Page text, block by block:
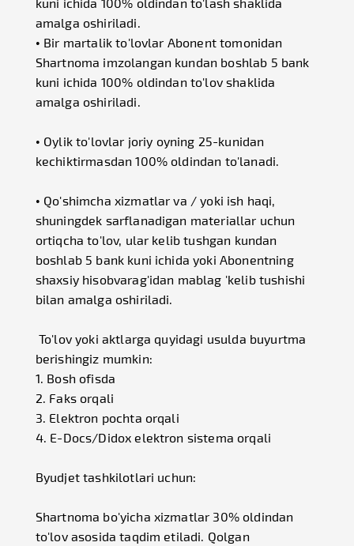
amalga oshiriladi.
• Bir martalik to'lovlar Abonent tomonidan
Shartnoma imzolangan kundan boshlab 5 bank
kuni ichida 100% oldindan to'lov shaklida
amalga oshiriladi.
• Oylik to'lovlar joriy oyning 25-kunidan
kechiktirmasdan 100% oldindan to'lanadi.
• Qo'shimcha xizmatlar va / yoki ish haqi,
shuningdek sarflanadigan materiallar uchun
ortiqcha to'lov, ular kelib tushgan kundan
boshlab 5 bank kuni ichida yoki Abonentning
shaxsiy hisobvarag'idan mablag 'kelib tushishi
bilan amalga oshiriladi.
To'lov yoki aktlarga quyidagi usulda buyurtma
berishingiz mumkin:
1. Bosh ofisda
2. Faks orqali
3. Elektron pochta orqali
4. E-Docs/Didox elektron sistema orqali
Byudjet tashkilotlari uchun:
Shartnoma bo'yicha xizmatlar 30% oldindan
to'lov asosida taqdim etiladi. Qolgan